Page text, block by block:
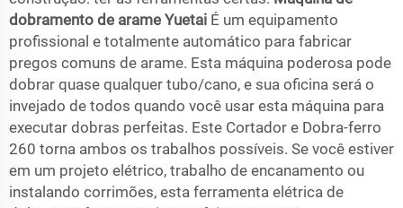
dobramento de arame Yuetai É um equipamento
profissional e totalmente automático para fabricar
pregos comuns de arame. Esta máquina poderosa pode
dobrar quase qualquer tubo/cano, e sua oficina será o
invejado de todos quando você usar esta máquina para
executar dobras perfeitas. Este Cortador e Dobra-ferro
260 torna ambos os trabalhos possíveis. Se você estiver
em um projeto elétrico, trabalho de encanamento ou
instalando corrimões, esta ferramenta elétrica de